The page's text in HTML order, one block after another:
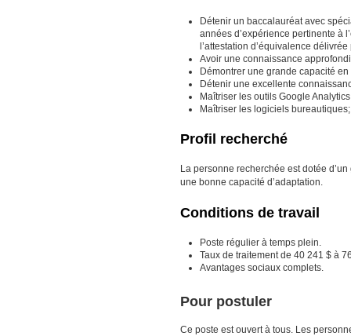
Détenir un baccalauréat avec
années d’expérience pertinente à
l’attestation d’équivalence
Avoir une connaissance
Démontrer une grande capacité
Détenir une excellente
Maîtriser les outils Google
Maîtriser les logiciels
Profil recherché
La personne recherchée est dotée
une bonne capacité d’adaptation.
Conditions de travail
Poste régulier à temps plein.
Taux de traitement de 40 241 $ à
Avantages sociaux complets.
Pour postuler
Ce poste est ouvert à tous. Les